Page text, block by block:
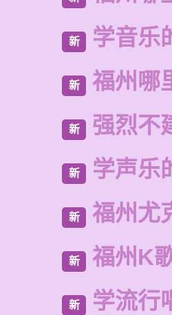
新 学音乐
新 福州哪
新 强烈不
新 学声乐
新 福州尤
新 福州K
新 学流行